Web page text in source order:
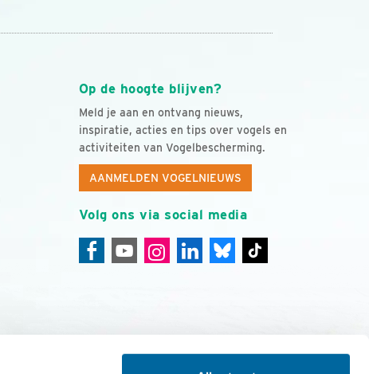
Op de hoogte blijven?
Meld je aan en ontvang nieuws,
inspiratie, acties en tips over vogels en
activiteiten van Vogelbescherming.
AANMELDEN VOGELNIEUWS
Volg ons via social media